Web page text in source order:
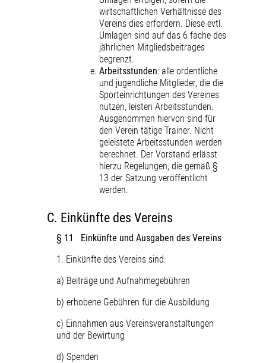
wirtschaftlichen Verhältnisse des
Vereins dies erfordern. Diese evtl.
Umlagen sind auf das 6 fache des
jährlichen Mitgliedsbeitrages
begrenzt.
Arbeitsstunden: alle ordentliche
und jugendliche Mitglieder, die die
Sporteinrichtungen des Vereines
nutzen, leisten Arbeitsstunden.
Ausgenommen hiervon sind für
den Verein tätige Trainer. Nicht
geleistete Arbeitsstunden werden
berechnet. Der Vorstand erlässt
hierzu Regelungen, die gemäß §
13 der Satzung veröffentlicht
werden.
C. Einkünfte des Vereins
§ 11 Einkünfte und Ausgaben des Vereins
1. Einkünfte des Vereins sind:
a) Beiträge und Aufnahmegebühren
b) erhobene Gebühren für die Ausbildung
c) Einnahmen aus Vereinsveranstaltungen
und der Bewirtung
d) Spenden